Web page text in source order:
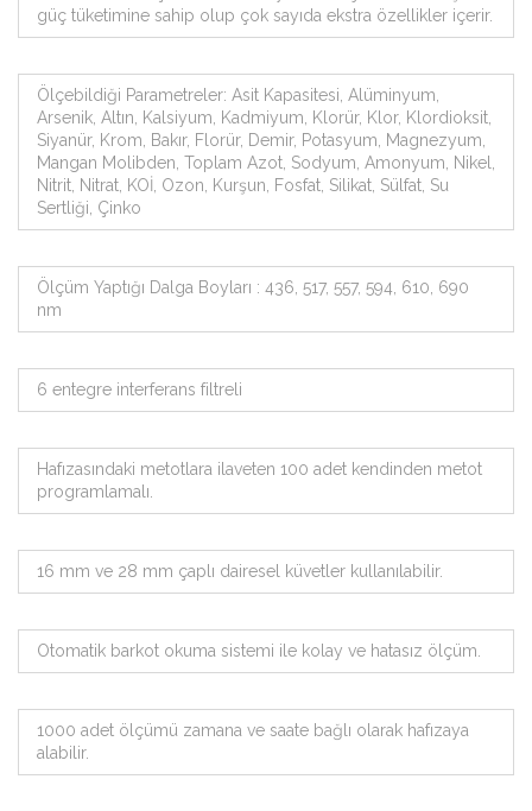
güç tüketimine sahip olup çok sayıda ekstra özellikler içerir.
Ölçebildiği Parametreler: Asit Kapasitesi, Alüminyum,
Arsenik, Altın, Kalsiyum, Kadmiyum, Klorür, Klor, Klordioksit,
Siyanür, Krom, Bakır, Florür, Demir, Potasyum, Magnezyum,
Mangan Molibden, Toplam Azot, Sodyum, Amonyum, Nikel,
Nitrit, Nitrat, KOİ, Ozon, Kurşun, Fosfat, Silikat, Sülfat, Su
Sertliği, Çinko
Ölçüm Yaptığı Dalga Boyları : 436, 517, 557, 594, 610, 690
nm
6 entegre interferans filtreli
Hafızasındaki metotlara ilaveten 100 adet kendinden metot
programlamalı.
16 mm ve 28 mm çaplı dairesel küvetler kullanılabilir.
Otomatik barkot okuma sistemi ile kolay ve hatasız ölçüm.
1000 adet ölçümü zamana ve saate bağlı olarak hafızaya
alabilir.